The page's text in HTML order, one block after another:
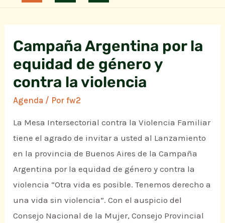
Campaña Argentina por la
equidad de género y
contra la violencia
Agenda / Porfw2
La Mesa Intersectorial contra la Violencia Familiar
tiene el agrado de invitar a usted al Lanzamiento
en la provincia de Buenos Aires de la Campaña
Argentina por la equidad de género y contra la
violencia “Otra vida es posible. Tenemos derecho a
una vida sin violencia”. Con el auspicio del
Consejo Nacional de la Mujer, Consejo Provincial